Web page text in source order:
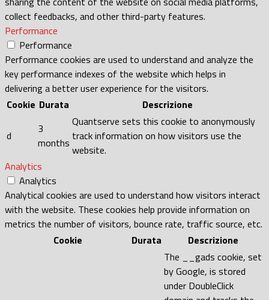
collect feedbacks, and other third-party features.
Performance
Performance
Performance cookies are used to understand and analyze the
key performance indexes of the website which helps in
delivering a better user experience for the visitors.
Cookie Durata Descrizione
d
3
months
Quantserve sets this cookie to anonymously
track information on how visitors use the
website.
Analytics
Analytics
Analytical cookies are used to understand how visitors interact
with the website. These cookies help provide information on
metrics the number of visitors, bounce rate, traffic source, etc.
Cookie
Durata Descrizione
The __gads cookie, set
by Google, is stored
under DoubleClick